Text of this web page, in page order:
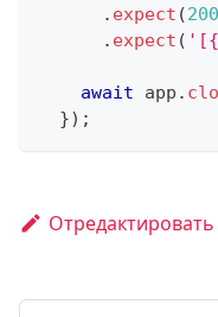
. expect (200
. expect (
await app .
}) ;
Отредактировать